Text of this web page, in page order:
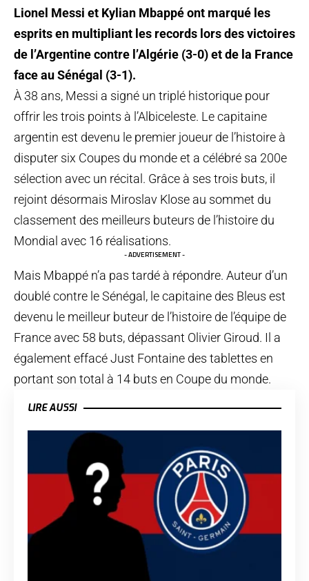
Lionel Messi et Kylian Mbappé ont marqué les
esprits en multipliant les records lors des victoires
de l’Argentine contre l’Algérie (3-0) et de la France
face au Sénégal (3-1).
À 38 ans, Messi a signé un triplé historique pour
offrir les trois points à l’Albiceleste. Le capitaine
argentin est devenu le premier joueur de l’histoire à
disputer six Coupes du monde et a célébré sa 200e
sélection avec un récital. Grâce à ses trois buts, il
rejoint désormais Miroslav Klose au sommet du
classement des meilleurs buteurs de l’histoire du
Mondial avec 16 réalisations.
- ADVERTISEMENT -
Mais Mbappé n’a pas tardé à répondre. Auteur d’un
doublé contre le Sénégal, le capitaine des Bleus est
devenu le meilleur buteur de l’histoire de l’équipe de
France avec 58 buts, dépassant Olivier Giroud. Il a
également effacé Just Fontaine des tablettes en
portant son total à 14 buts en Coupe du monde.
LIRE AUSSI